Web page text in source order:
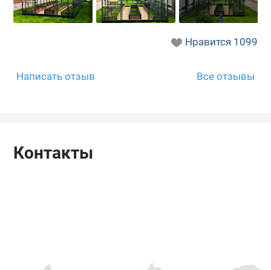
Нравится 1099
Написать отзыв Все отзывы
Контакты